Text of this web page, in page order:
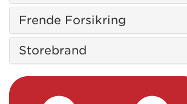
Frende Forsikring
Storebrand